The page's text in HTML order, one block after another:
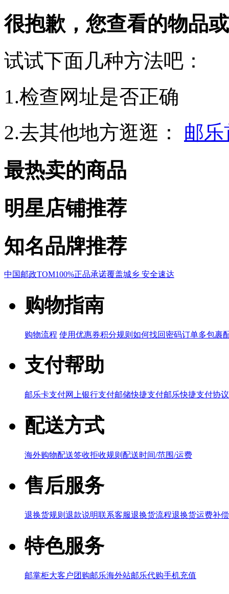
很抱歉，您查看的物品
试试下面几种方法吧：
1.检查网址是否正确
2.去其他地方逛逛：
邮
最热卖的商品
明星店铺推荐
知名品牌推荐
中国邮政TOM100%正品承诺覆盖城乡 安全速达
购物指南
购物流程 使用优惠券积分规则 如何找回密码订单多包裹
支付帮助
邮乐卡支付网上银行支付邮储快捷支付邮乐快捷支付协议
配送方式
海外购物配送签收拒收规则 配送时间/范围/运费
售后服务
退换货规则 退款说明联系客服退换货流程退换货运费补
特色服务
邮掌柜大客户团购邮乐海外站邮乐代购手机充值